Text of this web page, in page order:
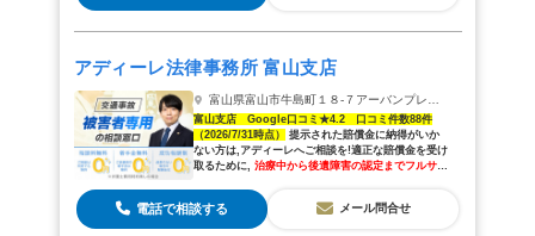
アディーレ法律事務所 富山支店
富山県富山市牛島町１８-７アーバンプレイスビル６Ｆ
富山支店 Google口コミ★4.2 口コミ件数88件
（2026/7/31時点）
提示された賠償金に納得がいか
ない方は,アディーレへご相談を!適正な賠償金を受け
取るために, 治療中から後遺障害の認定までフルサポ
電話で相談する メール問合せ